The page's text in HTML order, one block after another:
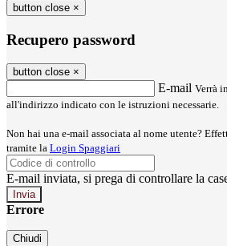
button close ×
Recupero password
button close ×
E-mail Verrà
all'indirizzo indicato con le istruzioni necessarie.
Non hai una e-mail associata al nome utente?
tramite la Login Spaggiari
E-mail inviata, si prega di controllare la
Errore
Chiudi